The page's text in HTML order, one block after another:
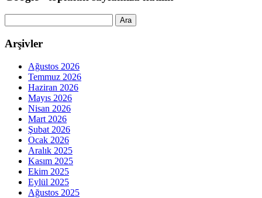
Arşivler
Ağustos 2026
Temmuz 2026
Haziran 2026
Mayıs 2026
Nisan 2026
Mart 2026
Şubat 2026
Ocak 2026
Aralık 2025
Kasım 2025
Ekim 2025
Eylül 2025
Ağustos 2025